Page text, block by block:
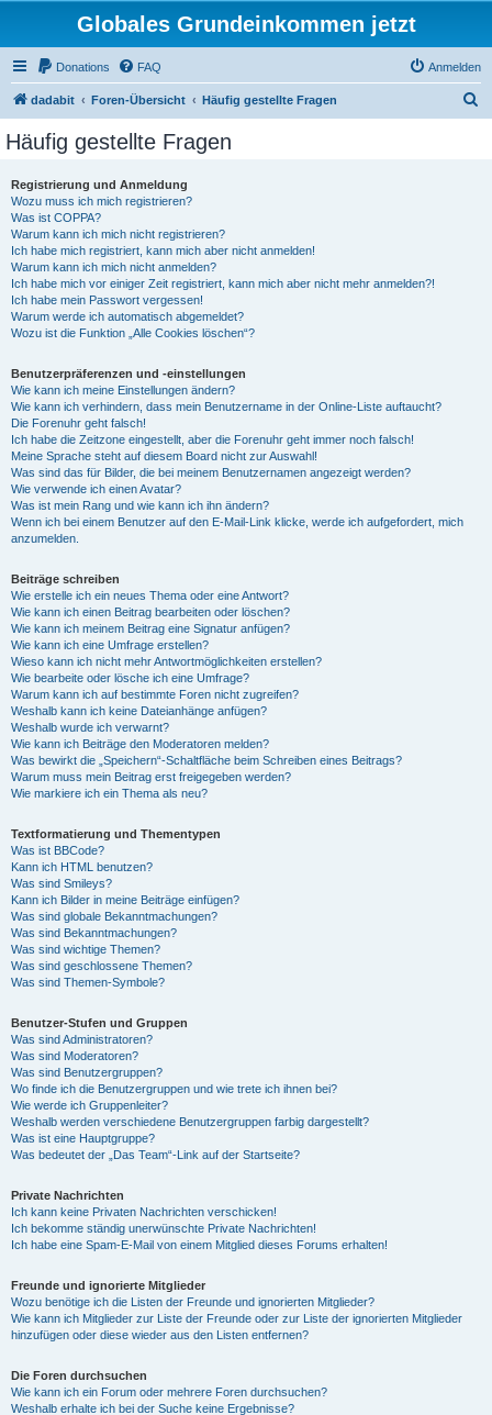
Globales Grundeinkommen jetzt
Donations FAQ Anmelden
dadabit Foren-Übersicht Häufig gestellte Fragen
Häufig gestellte Fragen
Registrierung und Anmeldung
Wozu muss ich mich registrieren?
Was ist COPPA?
Warum kann ich mich nicht registrieren?
Ich habe mich registriert, kann mich aber nicht anmelden!
Warum kann ich mich nicht anmelden?
Ich habe mich vor einiger Zeit registriert, kann mich aber nicht mehr anmelden?!
Ich habe mein Passwort vergessen!
Warum werde ich automatisch abgemeldet?
Wozu ist die Funktion „Alle Cookies löschen“?
Benutzerpräferenzen und -einstellungen
Wie kann ich meine Einstellungen ändern?
Wie kann ich verhindern, dass mein Benutzername in der Online-Liste auftaucht?
Die Forenuhr geht falsch!
Ich habe die Zeitzone eingestellt, aber die Forenuhr geht immer noch falsch!
Meine Sprache steht auf diesem Board nicht zur Auswahl!
Was sind das für Bilder, die bei meinem Benutzernamen angezeigt werden?
Wie verwende ich einen Avatar?
Was ist mein Rang und wie kann ich ihn ändern?
Wenn ich bei einem Benutzer auf den E-Mail-Link klicke, werde ich aufgefordert, mich
anzumelden.
Beiträge schreiben
Wie erstelle ich ein neues Thema oder eine Antwort?
Wie kann ich einen Beitrag bearbeiten oder löschen?
Wie kann ich meinem Beitrag eine Signatur anfügen?
Wie kann ich eine Umfrage erstellen?
Wieso kann ich nicht mehr Antwortmöglichkeiten erstellen?
Wie bearbeite oder lösche ich eine Umfrage?
Warum kann ich auf bestimmte Foren nicht zugreifen?
Weshalb kann ich keine Dateianhänge anfügen?
Weshalb wurde ich verwarnt?
Wie kann ich Beiträge den Moderatoren melden?
Was bewirkt die „Speichern“-Schaltfläche beim Schreiben eines Beitrags?
Warum muss mein Beitrag erst freigegeben werden?
Wie markiere ich ein Thema als neu?
Textformatierung und Thementypen
Was ist BBCode?
Kann ich HTML benutzen?
Was sind Smileys?
Kann ich Bilder in meine Beiträge einfügen?
Was sind globale Bekanntmachungen?
Was sind Bekanntmachungen?
Was sind wichtige Themen?
Was sind geschlossene Themen?
Was sind Themen-Symbole?
Benutzer-Stufen und Gruppen
Was sind Administratoren?
Was sind Moderatoren?
Was sind Benutzergruppen?
Wo finde ich die Benutzergruppen und wie trete ich ihnen bei?
Wie werde ich Gruppenleiter?
Weshalb werden verschiedene Benutzergruppen farbig dargestellt?
Was ist eine Hauptgruppe?
Was bedeutet der „Das Team“-Link auf der Startseite?
Private Nachrichten
Ich kann keine Privaten Nachrichten verschicken!
Ich bekomme ständig unerwünschte Private Nachrichten!
Ich habe eine Spam-E-Mail von einem Mitglied dieses Forums erhalten!
Freunde und ignorierte Mitglieder
Wozu benötige ich die Listen der Freunde und ignorierten Mitglieder?
Wie kann ich Mitglieder zur Liste der Freunde oder zur Liste der ignorierten Mitglieder
hinzufügen oder diese wieder aus den Listen entfernen?
Die Foren durchsuchen
Wie kann ich ein Forum oder mehrere Foren durchsuchen?
Weshalb erhalte ich bei der Suche keine Ergebnisse?